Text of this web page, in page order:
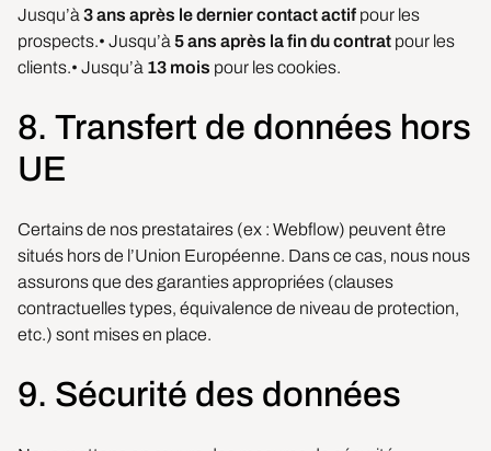
Jusqu’à 3 ans après le dernier contact actif pour les
prospects.• Jusqu’à 5 ans après la fin du contrat pour les
clients.• Jusqu’à 13 mois pour les cookies.
8. Transfert de données hors
UE
Certains de nos prestataires (ex : Webflow) peuvent être
situés hors de l’Union Européenne. Dans ce cas, nous nous
assurons que des garanties appropriées (clauses
contractuelles types, équivalence de niveau de protection,
etc.) sont mises en place.
9. Sécurité des données